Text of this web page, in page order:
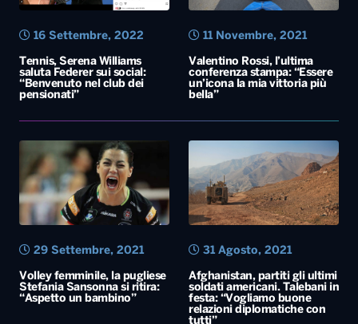
Tennis, Serena Williams
saluta Federer sui social:
“Benvenuto nel club dei
pensionati”
16 Settembre, 2022
Valentino Rossi, l’ultima
conferenza stampa: “Essere
un’icona la mia vittoria più
bella”
11 Novembre, 2021
Volley femminile, la pugliese
Stefania Sansonna si ritira:
“Aspetto un bambino”
29 Settembre, 2021
Afghanistan, partiti gli ultimi
soldati americani. Talebani in
festa: “Vogliamo buone
relazioni diplomatiche con
tutti”
31 Agosto, 2021